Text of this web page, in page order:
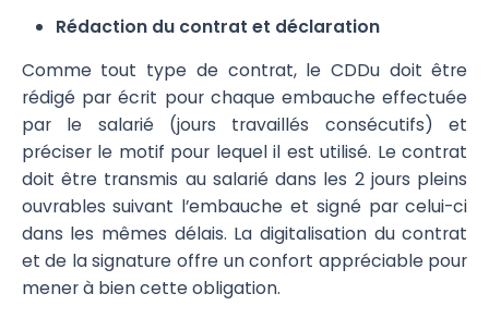
Rédaction du contrat et déclaration
Comme tout type de contrat, le CDDu doit être
rédigé par écrit pour chaque embauche effectuée
par le salarié (jours travaillés consécutifs) et
préciser le motif pour lequel il est utilisé. Le contrat
doit être transmis au salarié dans les 2 jours pleins
ouvrables suivant l’embauche et signé par celui-ci
dans les mêmes délais. La digitalisation du contrat
et de la signature offre un confort appréciable pour
mener à bien cette obligation.